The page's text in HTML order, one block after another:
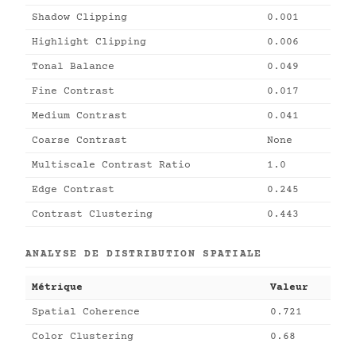
Shadow Clipping 0.001
Highlight Clipping 0.006
Tonal Balance 0.049
Fine Contrast 0.017
Medium Contrast 0.041
Coarse Contrast None
Multiscale Contrast Ratio 1.0
Edge Contrast 0.245
Contrast Clustering 0.443
ANALYSE DE DISTRIBUTION SPATIALE
Métrique Valeur
Spatial Coherence 0.721
Color Clustering 0.68